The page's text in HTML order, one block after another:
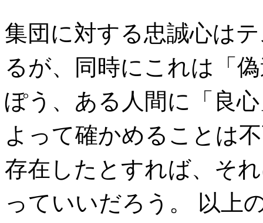
集団に対する忠誠心は
るが、同時にこれは「
ぽう、ある人間に「良
よって確かめることは
存在したとすれば、そ
っていいだろう。 以上